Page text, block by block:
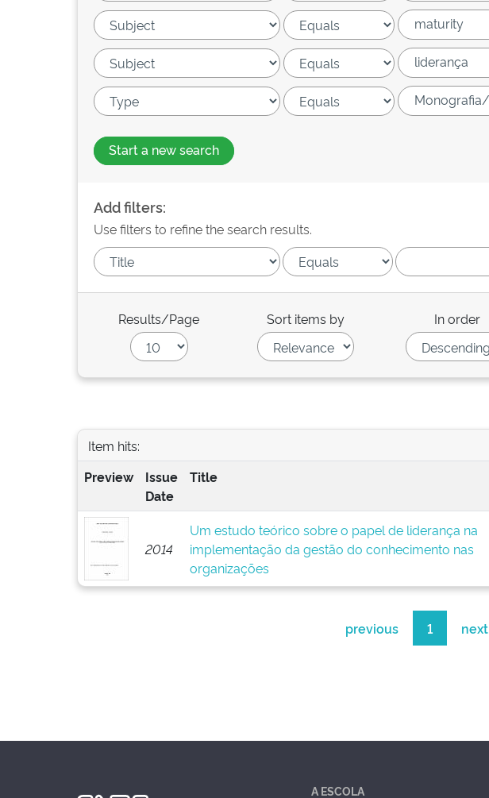
Start a new search
Add filters:
Use filters to refine the search results.
Results/Page Sort items by In order
Item hits:
Preview
Issue
Date
Title
2014
Um estudo teórico sobre o papel de liderança na
implementação da gestão do conhecimento nas
organizações
previous 1 next
A ESCOLA